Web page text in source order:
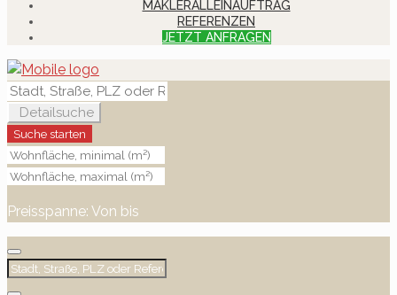
MAKLERALLEINAUFTRAG
REFERENZEN
JETZT ANFRAGEN
Detailsuche
Suche starten
Preisspanne: Von bis